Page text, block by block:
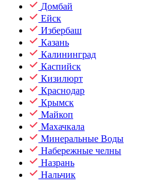
Домбай
Ейск
Избербаш
Казань
Калининград
Каспийск
Кизилюрт
Краснодар
Крымск
Майкоп
Махачкала
Минеральные Воды
Набережные челны
Назрань
Нальчик